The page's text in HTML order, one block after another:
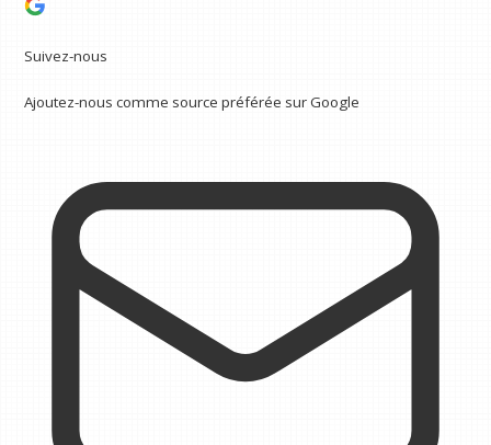
Suivez-nous
Ajoutez-nous comme source préférée sur Google